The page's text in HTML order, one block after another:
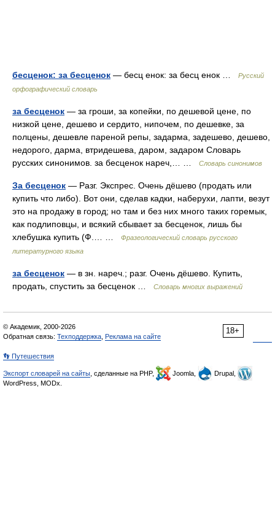
бесценок: за бесценок — бесц енок: за бесц енок …
Русский
орфографический словарь
за бесценок — за гроши, за копейки, по дешевой цене, по
низкой цене, дешево и сердито, нипочем, по дешевке, за
полцены, дешевле пареной репы, задарма, задешево, дешево,
недорого, дарма, втридешева, даром, задаром Словарь
русских синонимов. за бесценок нареч,… …
Словарь синонимов
За бесценок — Разг. Экспрес. Очень дёшево (продать или
купить что либо). Вот они, сделав кадки, наберухи, лапти, везут
это на продажу в город; но там и без них много таких горемык,
как подлиповцы, и всякий сбывает за бесценок, лишь бы
хлебушка купить (Ф.… …
Фразеологический словарь русского
литературного языка
за бесценок — в зн. нареч.; разг. Очень дёшево. Купить,
продать, спустить за бесценок …
Словарь многих выражений
18+
© Академик, 2000-2026
Обратная связь: Техподдержка Реклама на сайте
👣 Путешествия
Экспорт словарей на сайты , сделанные на PHP, Joomla,
Drupal,
WordPress, MODx.